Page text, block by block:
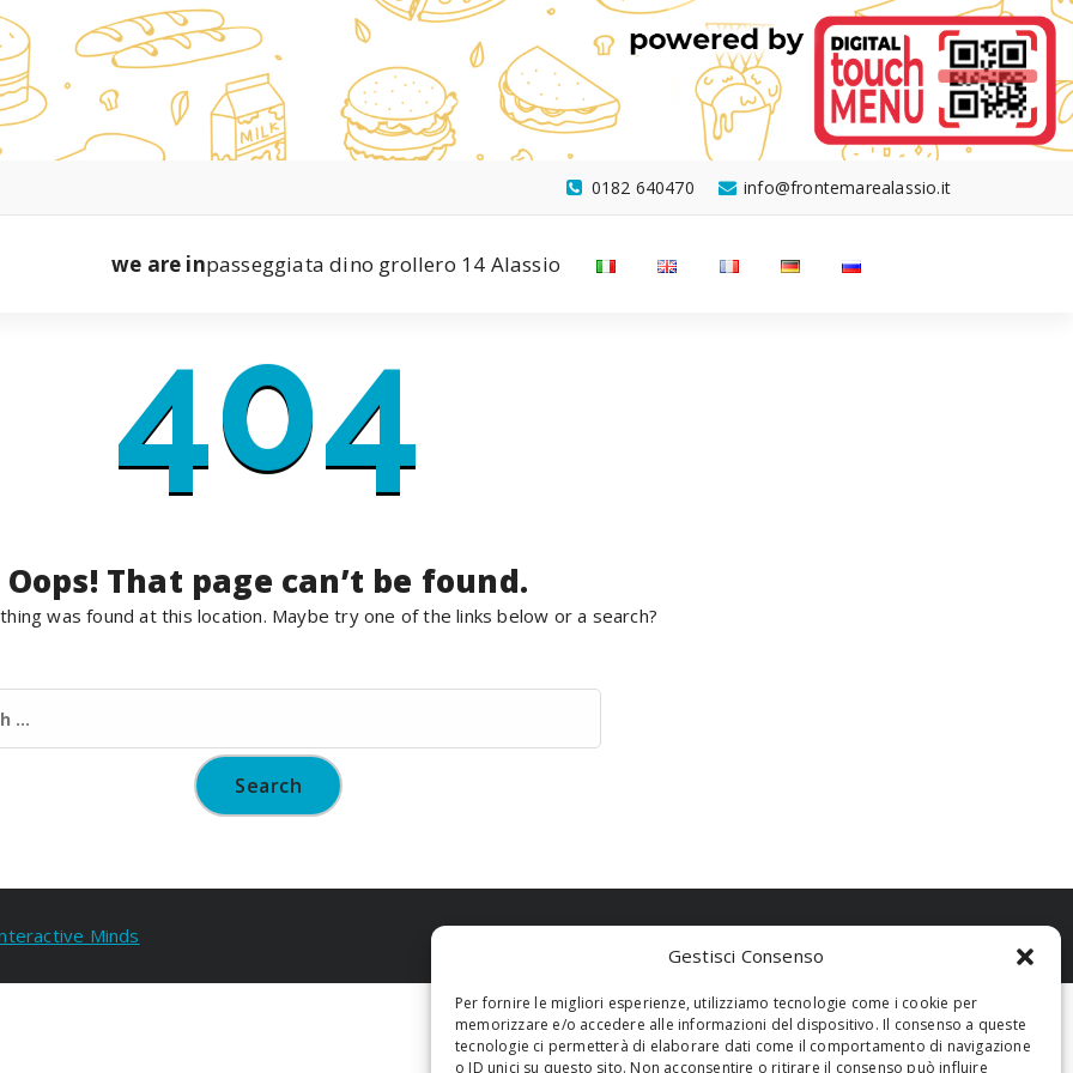
Gestisci Consenso
Per fornire le migliori esperienze, utilizziamo tecnologie come i cookie per
memorizzare e/o accedere alle informazioni del dispositivo. Il consenso a queste
tecnologie ci permetterà di elaborare dati come il comportamento di navigazione
o ID unici su questo sito. Non acconsentire o ritirare il consenso può influire
info@frontemarealassio.it
0182 640470
we are inpasseggiata dino grollero 14 Alassio
404
Oops! That page can’t be found.
was found at this location. Maybe try one of the links below or a search?
Minds